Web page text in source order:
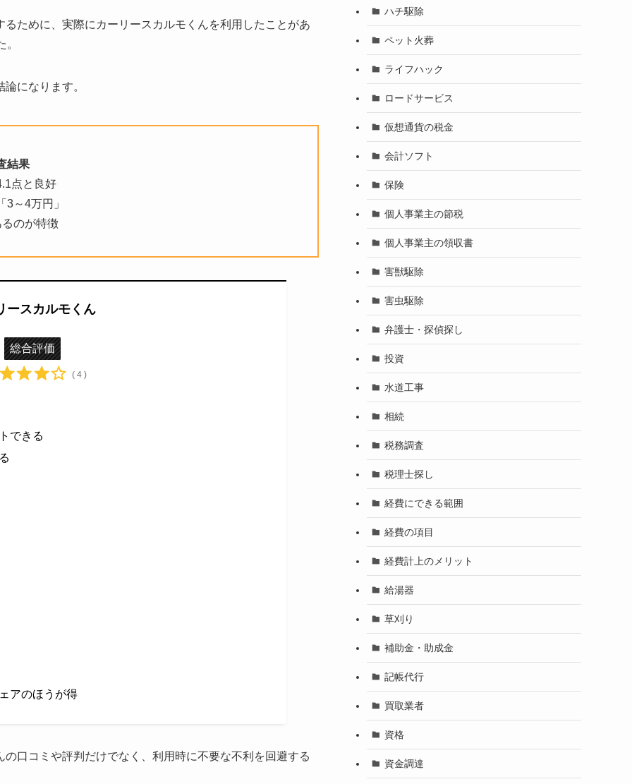
ために、実際にカーリースカルモくんを利用したことがあ
になります。
結果
点と良好
～4万円」
のが特徴
ースカルモくん
総合評価
( 4 )
できる
アのほうが得
口コミや評判だけでなく、利用時に不要な不利を回避する
ハチ駆除
ペット火葬
ライフハック
ロードサービス
仮想通貨の税金
会計ソフト
保険
個人事業主の節税
個人事業主の領収書
害獣駆除
害虫駆除
弁護士・探偵探し
投資
水道工事
相続
税務調査
税理士探し
経費にできる範囲
経費の項目
経費計上のメリット
給湯器
草刈り
補助金・助成金
記帳代行
買取業者
資格
資金調達